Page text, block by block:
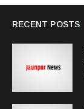
RECENT POSTS